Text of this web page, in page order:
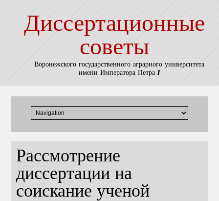
Диссертационные
советы
Воронежского государственного аграрного университета
имени Императора Петра I
Рассмотрение
диссертации на
соискание ученой